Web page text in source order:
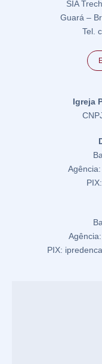
SIA
Guará –
Tel.
Igreja
PIX: